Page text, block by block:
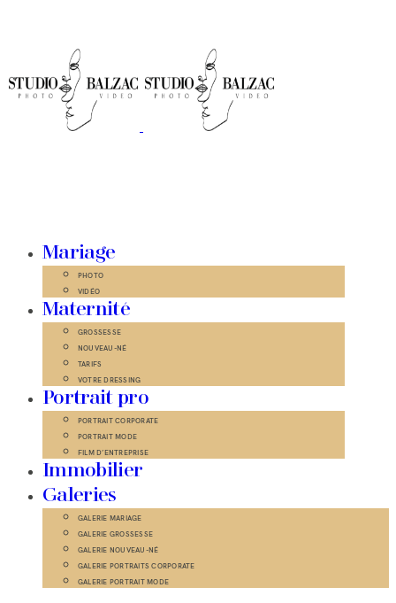
Mariage
PHOTO
VIDÉO
Maternité
GROSSESSE
NOUVEAU-NÉ
TARIFS
VOTRE DRESSING
Portrait pro
PORTRAIT CORPORATE
PORTRAIT MODE
FILM D’ENTREPRISE
Immobilier
Galeries
GALERIE MARIAGE
GALERIE GROSSESSE
GALERIE NOUVEAU-NÉ
GALERIE PORTRAITS CORPORATE
GALERIE PORTRAIT MODE